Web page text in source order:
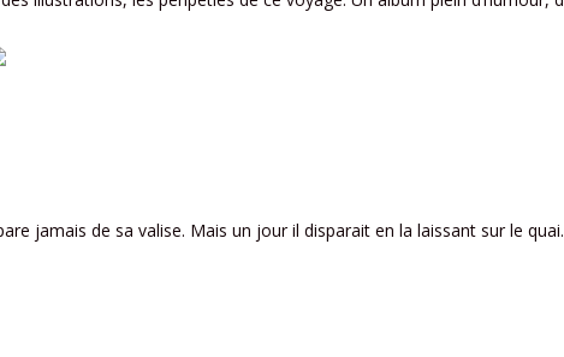
jamais de sa valise. Mais un jour il disparait en la laissant sur le